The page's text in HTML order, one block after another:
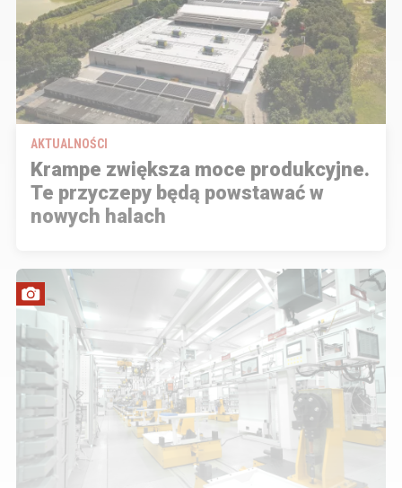
AKTUALNOŚCI
Krampe zwiększa moce produkcyjne.
Te przyczepy będą powstawać w
nowych halach